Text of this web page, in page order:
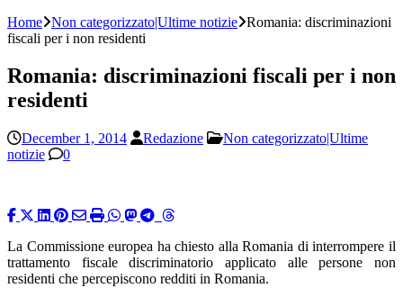
Home Non categorizzato|Ultime notizie Romania: discriminazioni
fiscali per i non residenti
Romania: discriminazioni fiscali per i non
residenti
December 1, 2014 Redazione
Non categorizzato|Ultime
notizie
0
La Commissione europea ha chiesto alla Romania di interrompere il
trattamento fiscale discriminatorio applicato alle persone non
residenti che percepiscono redditi in Romania.